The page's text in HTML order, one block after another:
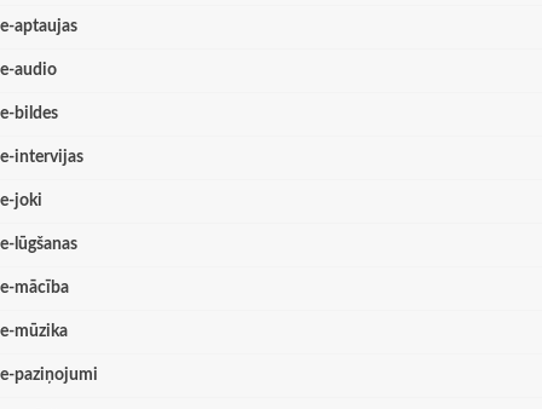
e-aptaujas
e-audio
e-bildes
e-intervijas
e-joki
e-lūgšanas
e-mācība
e-mūzika
e-paziņojumi